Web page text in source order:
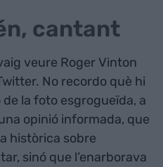
cantant
veure Roger Vinton
No recordo què hi
la foto esgrogueïda, a
opinió informada, que
històrica sobre
sinó que l’enarborava